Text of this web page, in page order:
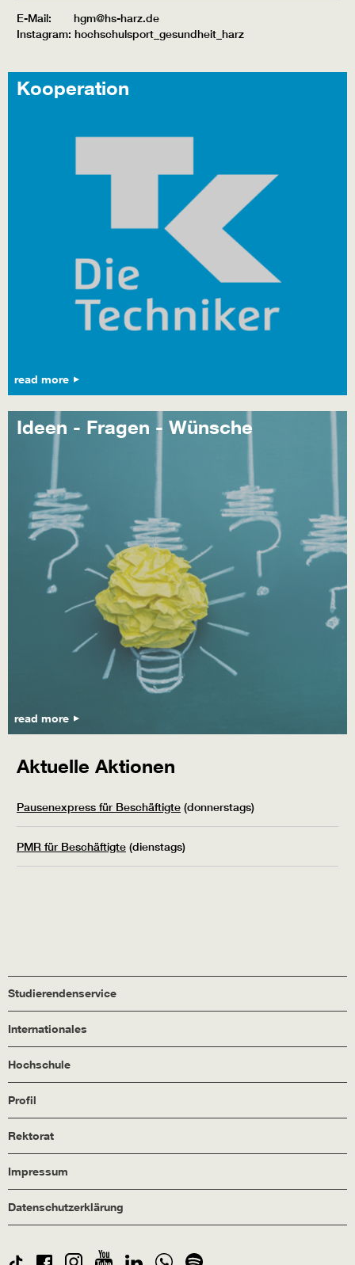
E-Mail: hgm@hs-harz.de
Instagram: hochschulsport_gesundheit_harz
Kooperation
read more
Ideen - Fragen - Wünsche
read more
Aktuelle Aktionen
Pausenexpress für Beschäftigte (donnerstags)
PMR für Beschäftigte (dienstags)
Studierendenservice
Internationales
Hochschule
Profil
Rektorat
Impressum
Datenschutzerklärung